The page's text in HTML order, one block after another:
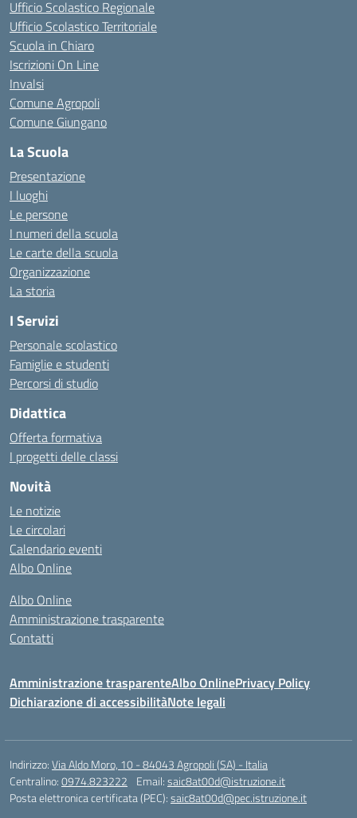
Ufficio Scolastico Regionale
Ufficio Scolastico Territoriale
Scuola in Chiaro
Iscrizioni On Line
Invalsi
Comune Agropoli
Comune Giungano
La Scuola
Presentazione
I luoghi
Le persone
I numeri della scuola
Le carte della scuola
Organizzazione
La storia
I Servizi
Personale scolastico
Famiglie e studenti
Percorsi di studio
Didattica
Offerta formativa
I progetti delle classi
Novità
Le notizie
Le circolari
Calendario eventi
Albo Online
Albo Online
Amministrazione trasparente
Contatti
Amministrazione trasparenteAlbo OnlinePrivacy Policy
Dichiarazione di accessibilitàNote legali
Indirizzo:Via Aldo Moro, 10 - 84043 Agropoli (SA) - Italia
Centralino:0974.823222 Email:saic8at00d@istruzione.it
Posta elettronica certificata (PEC):saic8at00d@pec.istruzione.it